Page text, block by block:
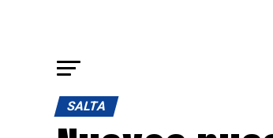
SALTA